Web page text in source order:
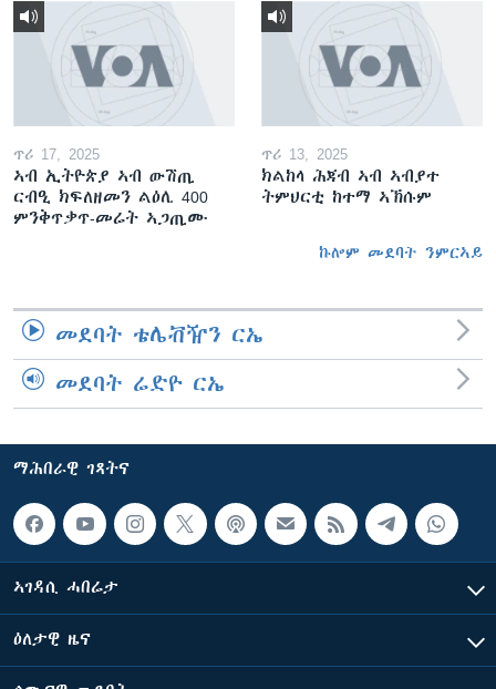
ጥሪ 17, 2025
ኣብ ኢትዮጵያ ኣብ ውሽጢ
ርብዒ ክፍለዘመን ልዕሊ 400
ምንቅጥቃጥ-መሬት ኣጋጢሙ
ጥሪ 13, 2025
ክልከላ ሕጃብ ኣብ ኣብያተ
ትምህርቲ ከተማ ኣኽሱም
ኩሎም መደባት ንምርኣይ
መደባት ቴሌቭዥን ርኤ
መደባት ሬድዮ ርኤ
ማሕበራዊ ገጻትና
ኣገዳሲ ሓበሬታ
ዕለታዊ ዜና